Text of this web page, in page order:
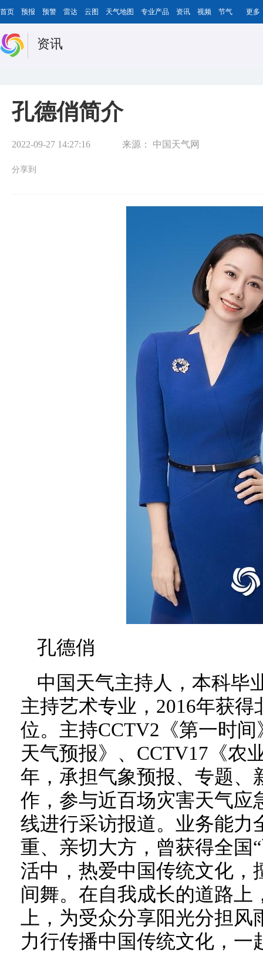
首页 预报 预警 雷达 云图 天气地图 专业产品 资讯 视频 节气 更多
资讯
孔德俏简介
2022-09-27 14:27:16 来源： 中国天气网
分享到
孔德俏
中国天气主持人，本科毕
主持艺术专业，2016年获
位。主持CCTV2《第一时
天气预报》、CCTV17《农
年，承担气象预报、专题、
作，参与近百场灾害天气应
线进行采访报道。业务能力
重、亲切大方，曾获得全国
活中，热爱中国传统文化，
间舞。在自我成长的道路上
上，为受众分享阳光分担
力行传播中国传统文化，一